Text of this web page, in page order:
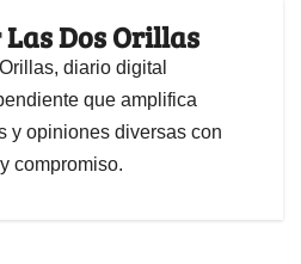
Las Dos Orillas
diario digital
que amplifica
y opiniones diversas con
compromiso.